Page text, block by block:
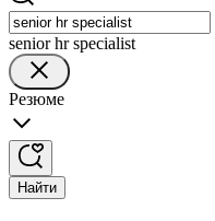
senior hr specialist
Резюме
Найти